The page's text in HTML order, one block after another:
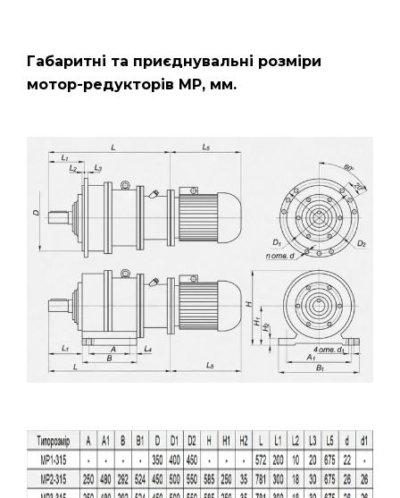
Габаритні та приєднувальні розміри
мотор-редукторів МР, мм.